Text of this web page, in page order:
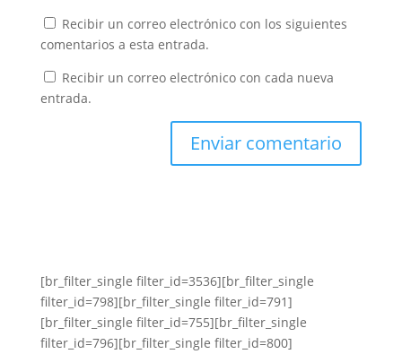
Recibir un correo electrónico con los siguientes
comentarios a esta entrada.
Recibir un correo electrónico con cada nueva
entrada.
[br_filter_single filter_id=3536][br_filter_single
filter_id=798][br_filter_single filter_id=791]
[br_filter_single filter_id=755][br_filter_single
filter_id=796][br_filter_single filter_id=800]